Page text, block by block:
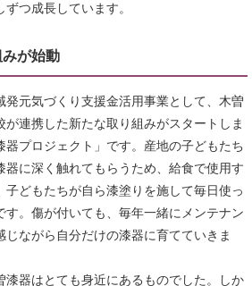
つ成長しています。
が始動
元気づくり支援金活用事業として、木曽
連携した新たな取り組みがスタートしま
器プロジェクト」です。産地の子どもたち
器に深く触れてもらうため、給食で使用す
子どもたちが自ら漆塗りを施して毎日使っ
す。傷が付いても、毎年一緒にメンテナン
じながら自分だけの漆器に育てていきま
器はとても身近にあるものでした。しか